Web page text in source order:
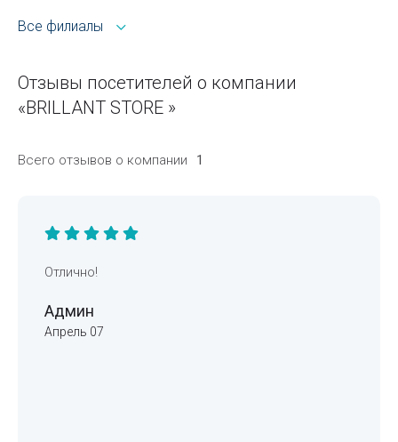
Все филиалы
Отзывы посетителей о компании
«BRILLANT STORE »
Всего отзывов о компании 1
Отлично!
Админ
Апрель 07